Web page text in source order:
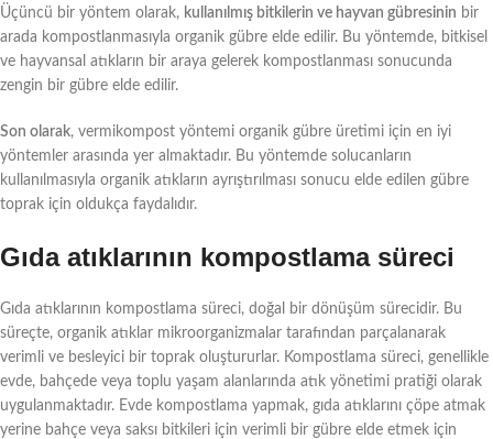
Üçüncü bir yöntem olarak, kullanılmış bitkilerin ve hayvan gübresinin bir
arada kompostlanmasıyla organik gübre elde edilir. Bu yöntemde, bitkisel
ve hayvansal atıkların bir araya gelerek kompostlanması sonucunda
zengin bir gübre elde edilir.
Son olarak, vermikompost yöntemi organik gübre üretimi için en iyi
yöntemler arasında yer almaktadır. Bu yöntemde solucanların
kullanılmasıyla organik atıkların ayrıştırılması sonucu elde edilen gübre
toprak için oldukça faydalıdır.
Gıda atıklarının kompostlama süreci
Gıda atıklarının kompostlama süreci, doğal bir dönüşüm sürecidir. Bu
süreçte, organik atıklar mikroorganizmalar tarafından parçalanarak
verimli ve besleyici bir toprak oluştururlar. Kompostlama süreci, genellikle
evde, bahçede veya toplu yaşam alanlarında atık yönetimi pratiği olarak
uygulanmaktadır. Evde kompostlama yapmak, gıda atıklarını çöpe atmak
yerine bahçe veya saksı bitkileri için verimli bir gübre elde etmek için